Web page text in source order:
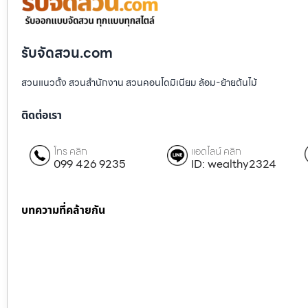
รับจัดสวน.com
สวนแนวตั้ง สวนสำนักงาน สวนคอนโดมิเนียม ล้อม-ย้ายต้นไม้
ติดต่อเรา
โทร คลิก
099 426 9235
แอดไลน์ คลิก
ID: wealthy2324
บทความที่คล้ายกัน